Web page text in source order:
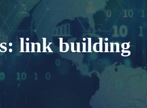
link building